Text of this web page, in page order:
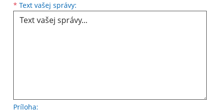
* Text vašej správy:
Príloha: